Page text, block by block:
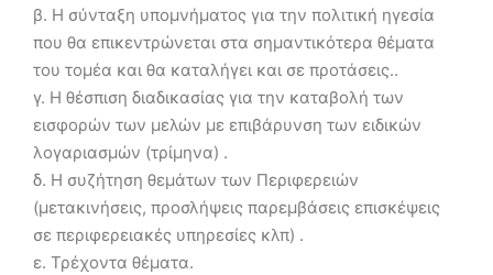
β. Η σύνταξη υπομνήματος για την πολιτική ηγεσία
που θα επικεντρώνεται στα σημαντικότερα θέματα
του τομέα και θα καταλήγει και σε προτάσεις..
γ. Η θέσπιση διαδικασίας για την καταβολή των
εισφορών των μελών με επιβάρυνση των ειδικών
λογαριασμών (τρίμηνα) .
δ. Η συζήτηση θεμάτων των Περιφερειών
(μετακινήσεις, προσλήψεις παρεμβάσεις επισκέψεις
σε περιφερειακές υπηρεσίες κλπ) .
ε. Τρέχοντα θέματα.